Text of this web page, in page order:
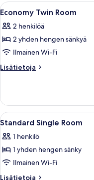
Avaa
kaikki
huonetyypin
Economy
Twin
Room
5
Economy Twin Room
2 henkilöä
2 yhden hengen sänkyä
Ilmainen Wi-Fi
Lisätietoja
Lisätietoja
Room
Avaa
kaikki
huonetyypin
Standard
Single
Room
4
Standard Single Room
1 henkilö
1 yhden hengen sänky
Ilmainen Wi-Fi
Lisätietoja
Lisätietoja